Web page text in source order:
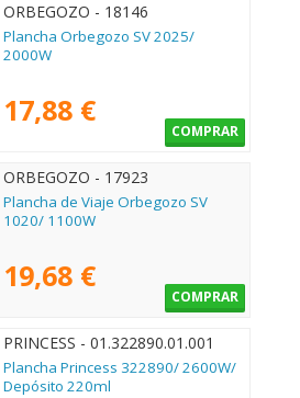
ORBEGOZO - 18146
Plancha Orbegozo SV 2025/
2000W
17,88 €
COMPRAR
ORBEGOZO - 17923
Plancha de Viaje Orbegozo SV
1020/ 1100W
19,68 €
COMPRAR
PRINCESS - 01.322890.01.001
Plancha Princess 322890/ 2600W/
Depósito 220ml